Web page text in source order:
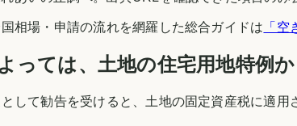
相場・申請の流れを網羅した総合ガイドは 「
っては、土地の住宅用地特例
して勧告を受けると、土地の固定資産税に適